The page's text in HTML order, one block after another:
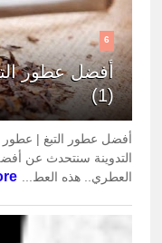
6
أفضل عطور
(1)
التدوينة سنتحدث عن
العطري.. هذه العط...